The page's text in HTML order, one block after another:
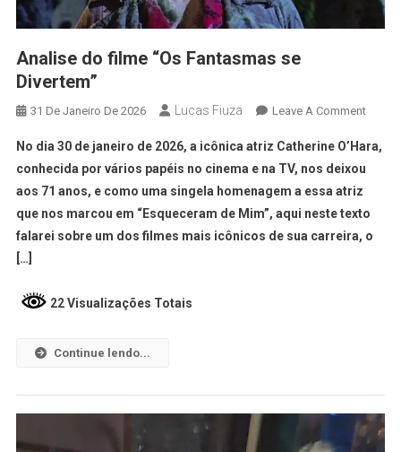
Analise do filme “Os Fantasmas se
Divertem”
31 De Janeiro De 2026 Lucas Fiuza Leave A Comment
No dia 30 de janeiro de 2026, a icônica atriz Catherine O’Hara,
conhecida por vários papéis no cinema e na TV, nos deixou
aos 71 anos, e como uma singela homenagem a essa atriz
que nos marcou em “Esqueceram de Mim”, aqui neste texto
falarei sobre um dos filmes mais icônicos de sua carreira, o
[…]
22 Visualizações Totais
Continue lendo...